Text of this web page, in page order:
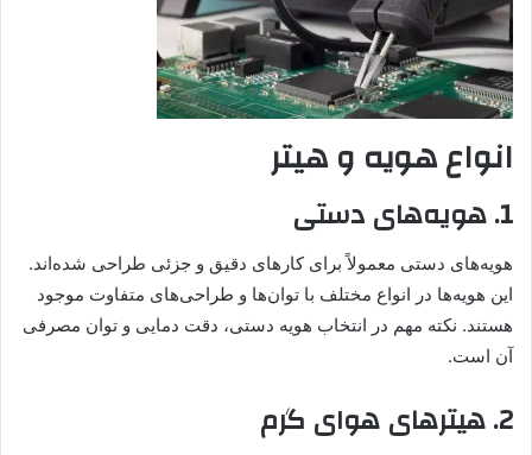
انواع هویه و هیتر
1. هویه‌های دستی
هویه‌های دستی معمولاً برای کارهای دقیق و جزئی طراحی شده‌اند.
این هویه‌ها در انواع مختلف با توان‌ها و طراحی‌های متفاوت موجود
هستند. نکته مهم در انتخاب هویه دستی، دقت دمایی و توان مصرفی
آن است.
2. هیترهای هوای گرم